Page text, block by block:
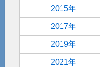
2015年
2017年
2019年
2021年